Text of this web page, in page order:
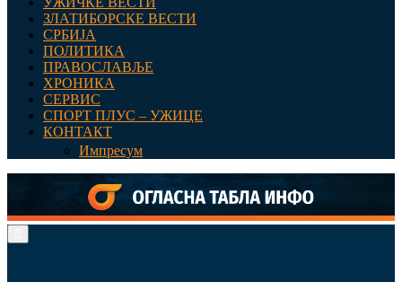
ЗЛАТИБОРСКЕ ВЕСТИ
СРБИЈА
ПОЛИТИКА
ПРАВОСЛАВЉЕ
ХРОНИКА
СЕРВИС
СПОРТ ПЛУС – УЖИЦЕ
КОНТАКТ
Импресум
Menu